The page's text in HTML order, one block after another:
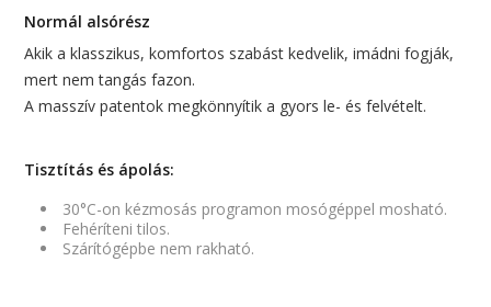
Normál alsórész
Akik a klasszikus, komfortos szabást kedvelik, imádni fogják,
mert nem tangás fazon.
A masszív patentok megkönnyítik a gyors le- és felvételt.
Tisztítás és ápolás:
30°C-on kézmosás programon mosógéppel mosható.
Fehéríteni tilos.
Szárítógépbe nem rakható.